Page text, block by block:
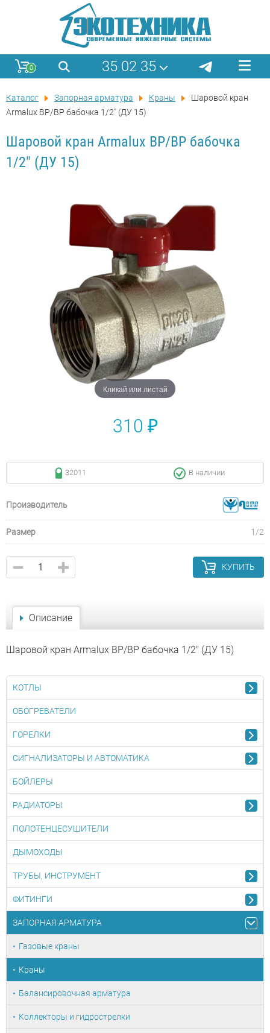
0 35 02 35
Каталог Запорная арматура Краны
Шаровой кран
Armalux ВР/ВР бабочка 1/2" (ДУ 15)
Шаровой кран Armalux ВР/ВР бабочка
1/2" (ДУ 15)
Кликай или листай
310 ₽
32011 В наличии
Производитель
Размер 1/2
КУПИТЬ
Описание
Шаровой кран Armalux ВР/ВР бабочка 1/2" (ДУ 15)
КОТЛЫ
ОБОГРЕВАТЕЛИ
ГОРЕЛКИ
СИГНАЛИЗАТОРЫ И АВТОМАТИКА
БОЙЛЕРЫ
РАДИАТОРЫ
ПОЛОТЕНЦЕСУШИТЕЛИ
ДЫМОХОДЫ
ТРУБЫ, ИНСТРУМЕНТ
ФИТИНГИ
ЗАПОРНАЯ АРМАТУРА
Газовые краны
Краны
Балансировочная арматура
Коллекторы и гидрострелки